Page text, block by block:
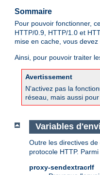
Sommaire
Pour pouvoir fonctionner,
HTTP/0.9, HTTP/1.0 et
mise en cache, vous
Ainsi, pour pouvoir traiter
Avertissement
N'activez pas la
réseau, mais aussi
Variables
Outre les directives
protocole HTTP.
proxy-sendextracrlf